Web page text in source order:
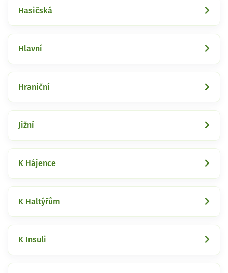
Hasičská
Hlavní
Hraniční
Jižní
K Hájence
K Haltýřům
K Insuli